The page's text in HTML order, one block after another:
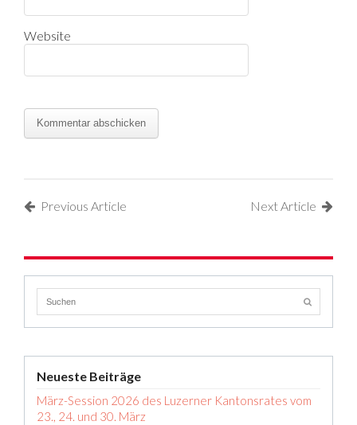
Website
Previous Article Next Article
Neueste Beiträge
März-Session 2026 des Luzerner Kantonsrates vom
23., 24. und 30. März